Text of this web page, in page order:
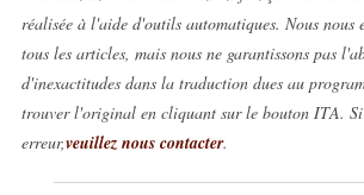
réalisée à l'aide d'outils automatiques. Nous nous
tous les articles, mais nous ne garantissons pas
d'inexactitudes dans la traduction dues au
trouver l'original en cliquant sur le bouton ITA. Si
erreur,veuillez nous contacter.